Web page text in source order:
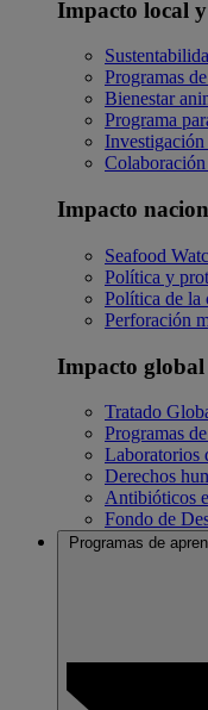
Impacto local
Programas
Bienestar
Programa
Investigación
Impacto
Seafood
Política y
Política de la
Perforación
Impacto global
Tratado
Programas
Laboratorios
Derechos
Antibióticos
Fondo de
Programas de